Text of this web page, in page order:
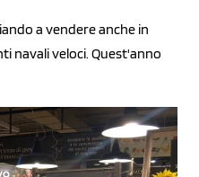
a vendere anche in
navali veloci. Quest'anno